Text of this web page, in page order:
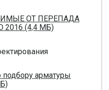
ОТ ПЕРЕПАДА
2016 (4,4 МБ)
арматуры